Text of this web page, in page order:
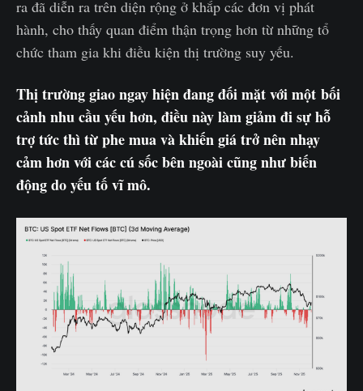
ra đã diễn ra trên diện rộng ở khắp các đơn vị phát
hành, cho thấy quan điểm thận trọng hơn từ những tổ
chức tham gia khi điều kiện thị trường suy yếu.
Thị trường giao ngay hiện đang đối mặt với một bối
cảnh nhu cầu yếu hơn, điều này làm giảm đi sự hỗ
trợ tức thì từ phe mua và khiến giá trở nên nhạy
cảm hơn với các cú sốc bên ngoài cũng như biến
động do yếu tố vĩ mô.